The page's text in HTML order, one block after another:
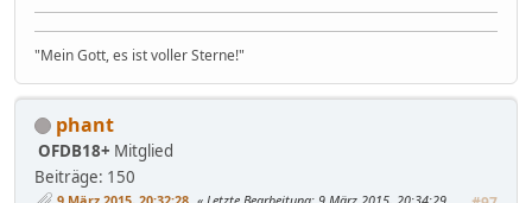
"Mein Gott, es ist voller Sterne!"
phant
OFDB18+ Mitglied
Beiträge: 150